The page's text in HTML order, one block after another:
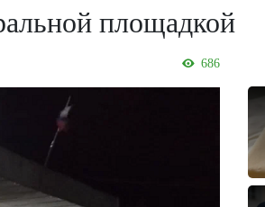
площадкой
686